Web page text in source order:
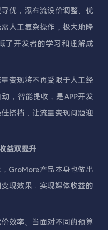
优，瀑布流设价调整、优
人工复杂操作，极大地降
了开发者的学习和理解成
变现将不再受限于人工经
，智能提收，是APP开发
搭档，让流量变现问题迎
益双提升
GroMore产品本身也做出
现效果，实现媒体收益的
效率。当面对不同的预算